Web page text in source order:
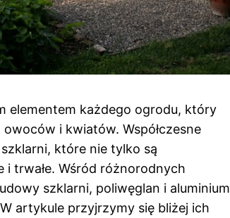
elementem każdego ogrodu, który
i kwiatów. Współczesne
które nie tylko są
trwałe. Wśród różnorodnych
szklarni, poliwęglan i aluminium
artykule przyjrzymy się bliżej ich